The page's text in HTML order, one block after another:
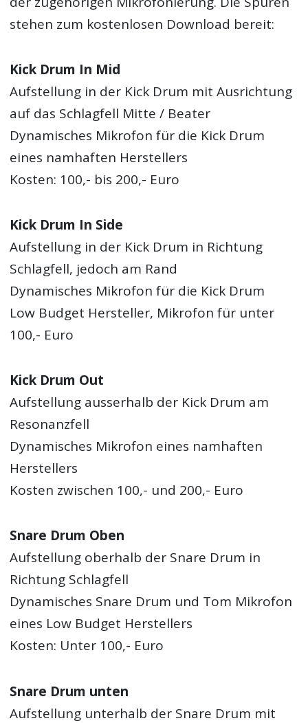
stehen zum kostenlosen Download bereit:
Kick Drum In Mid
Aufstellung in der Kick Drum mit Ausrichtung
auf das Schlagfell Mitte / Beater
Dynamisches Mikrofon für die Kick Drum
eines namhaften Herstellers
Kosten: 100,- bis 200,- Euro
Kick Drum In Side
Aufstellung in der Kick Drum in Richtung
Schlagfell, jedoch am Rand
Dynamisches Mikrofon für die Kick Drum
Low Budget Hersteller, Mikrofon für unter
100,- Euro
Kick Drum Out
Aufstellung ausserhalb der Kick Drum am
Resonanzfell
Dynamisches Mikrofon eines namhaften
Herstellers
Kosten zwischen 100,- und 200,- Euro
Snare Drum Oben
Aufstellung oberhalb der Snare Drum in
Richtung Schlagfell
Dynamisches Snare Drum und Tom Mikrofon
eines Low Budget Herstellers
Kosten: Unter 100,- Euro
Snare Drum unten
Aufstellung unterhalb der Snare Drum mit